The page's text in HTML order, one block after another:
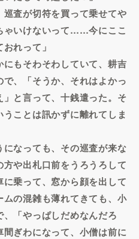
巡査が切符を買って乗せてや
ゃいけないって……今にここ
れって」
もそわそわしていて、耕吉
、「そうか、それはよかっ
と言って、十銭遣った。そ
ことは訊かずに離れてしま
なっても、その巡査が来な
や出札口前をうろうろして
乗って、窓から顔を出して
の混雑も薄れてきても、小
「やっぱしだめなんだろ
ぎわになって、小僧は前に